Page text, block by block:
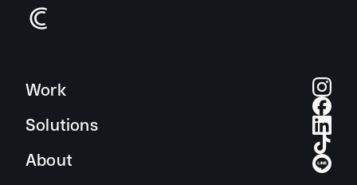
Work
Solutions
About